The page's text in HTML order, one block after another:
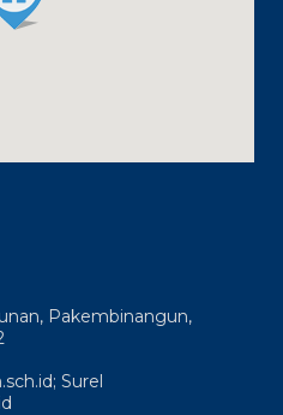
Pakembinangun,
Surel